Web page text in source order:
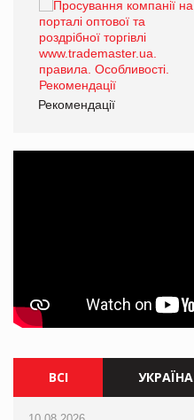
Рекомендації
ВСІ УКРАЇНА